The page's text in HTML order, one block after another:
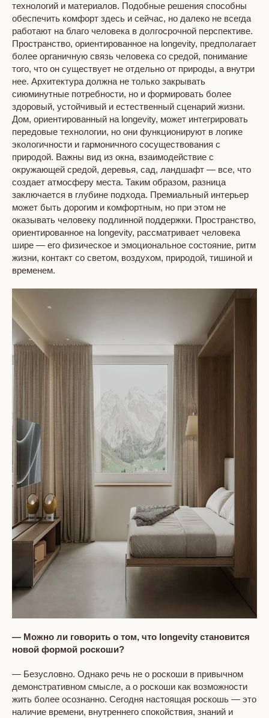
технологий и материалов. Подобные решения способны
обеспечить комфорт здесь и сейчас, но далеко не всегда
работают на благо человека в долгосрочной перспективе.
Пространство, ориентированное на longevity, предполагает
более органичную связь человека со средой, понимание
того, что он существует не отдельно от природы, а внутри
нее. Архитектура должна не только закрывать
сиюминутные потребности, но и формировать более
здоровый, устойчивый и естественный сценарий жизни.
Дом, ориентированный на longevity, может интегрировать
передовые технологии, но они функционируют в логике
экологичности и гармоничного сосуществования с
природой. Важны вид из окна, взаимодействие с
окружающей средой, деревья, сад, ландшафт — все, что
создает атмосферу места. Таким образом, разница
заключается в глубине подхода. Премиальный интерьер
может быть дорогим и комфортным, но при этом не
оказывать человеку подлинной поддержки. Пространство,
ориентированное на longevity, рассматривает человека
шире — его физическое и эмоциональное состояние, ритм
жизни, контакт со светом, воздухом, природой, тишиной и
временем.
— Можно ли говорить о том, что longevity становится
новой формой роскоши?
— Безусловно. Однако речь не о роскоши в привычном
демонстративном смысле, а о роскоши как возможности
жить более осознанно. Сегодня настоящая роскошь — это
наличие времени, внутреннего спокойствия, знаний и